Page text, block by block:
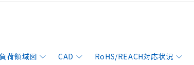
荷領域図 CAD RoHS/REACH対応状況